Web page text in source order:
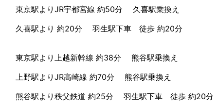
東京駅よりJR宇都宮線 約50分 久喜駅乗換え
久喜駅より 約20分 羽生駅下車 徒歩 約20分
東京駅より上越新幹線 約38分 熊谷駅乗換え
上野駅よりJR高崎線 約70分 熊谷駅乗換え
熊谷駅より秩父鉄道 約25分 羽生駅下車 徒歩 約20分